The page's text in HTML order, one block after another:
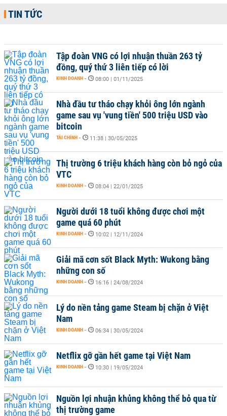
TIN TỨC
Tập đoàn VNG có lợi nhuận thuần 263 tỷ
đồng, quý thứ 3 liên tiếp có lời
KINH DOANH - 08:00 | 01/11/2025
Nhà đầu tư tháo chạy khỏi ông lớn ngành
game sau vụ 'vung tiền' 500 triệu USD vào
bitcoin
TÀI CHÍNH - 11:38 | 30/05/2025
Thị trường 6 triệu khách hàng còn bỏ ngỏ của
VTC
KINH DOANH - 08:04 | 22/01/2025
Người dưới 18 tuổi không được chơi một
game quá 60 phút
KINH DOANH - 10:02 | 12/11/2024
Giải mã cơn sốt Black Myth: Wukong bằng
những con số
KINH DOANH - 16:16 | 24/08/2024
Lý do nền tảng game Steam bị chặn ở Việt
Nam
KINH DOANH - 06:34 | 30/05/2024
Netflix gỡ gần hết game tại Việt Nam
KINH DOANH - 10:30 | 19/05/2024
Nguồn lợi nhuận khủng không thể bỏ qua từ
thị trường game